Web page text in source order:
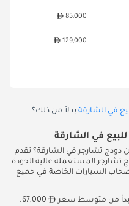
85,000
129,000
في الشارقة بدلاً من ذلك؟
في الشارقة
تشارجر في الشارقة؟ تقدم
تشارجر المستعملة عالية الجودة
السيارات الخاصة في جميع
67,000.